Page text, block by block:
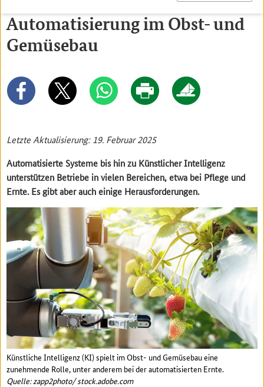
Automatisierung im Obst- und
Gemüsebau
Letzte Aktualisierung: 19. Februar 2025
Automatisierte Systeme bis hin zu Künstlicher Intelligenz
unterstützen Betriebe in vielen Bereichen, etwa bei Pflege und
Ernte. Es gibt aber auch einige Herausforderungen.
Künstliche Intelligenz (KI) spielt im Obst- und Gemüsebau eine
zunehmende Rolle, unter anderem bei der automatisierten Ernte.
Quelle: zapp2photo/ stock.adobe.com